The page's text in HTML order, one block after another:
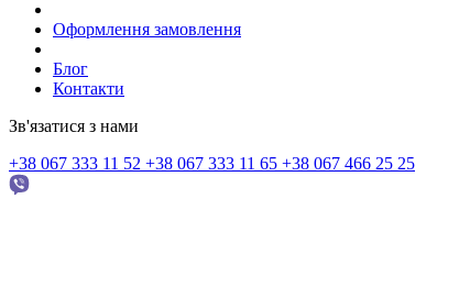
Оформлення замовлення
Блог
Контакти
Зв'язатися з нами
+38 067 333 11 52 +38 067 333 11 65 +38 067 466 25 25